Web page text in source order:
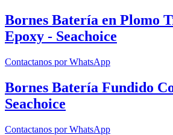
Bornes Batería en Plomo
Epoxy - Seachoice
Contactanos por WhatsApp
Bornes Batería Fundido
Seachoice
Contactanos por WhatsApp